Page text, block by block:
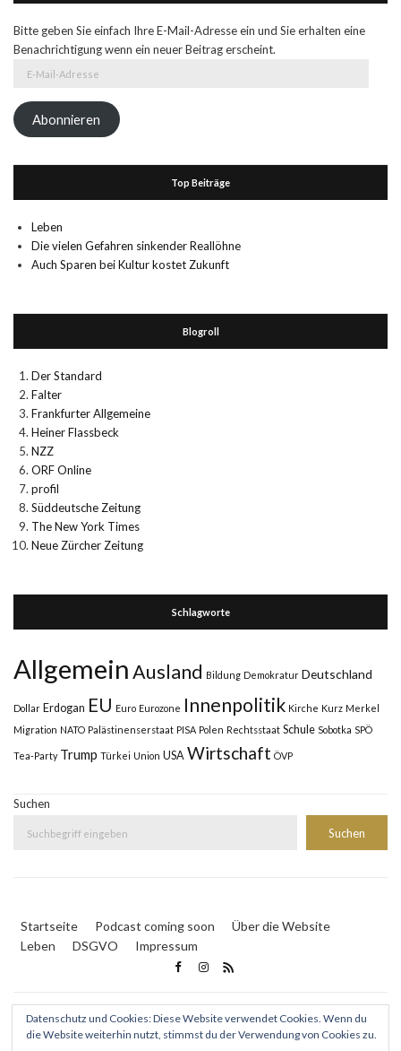
Bitte geben Sie einfach Ihre E-Mail-Adresse ein und Sie erhalten eine
Benachrichtigung wenn ein neuer Beitrag erscheint.
Adresse
Abonnieren
Top Beiträge
Leben
Die vielen Gefahren sinkender Reallöhne
Auch Sparen bei Kultur kostet Zukunft
Blogroll
Der Standard
Falter
Frankfurter Allgemeine
Heiner Flassbeck
NZZ
ORF Online
profil
Süddeutsche Zeitung
The New York Times
Neue Zürcher Zeitung
Schlagworte
AllgemeinAusland Bildung Demokratur Deutschland
Dollar Erdogan EU Euro Eurozone Innenpolitik Kirche Kurz Merkel
Migration NATO Palästinenserstaat PISA Polen Rechtsstaat Schule Sobotka SPÖ
Tea-Party Trump Türkei Union USA Wirtschaft ÖVP
Suchen
Suchen
Startseite Podcast coming soon
Über die Website
Leben
DSGVO Impressum
Datenschutz und Cookies: Diese Website verwendet Cookies. Wenn du
die Website weiterhin nutzt, stimmst du der Verwendung von Cookies zu.